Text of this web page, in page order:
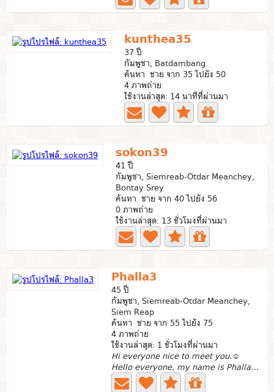
kunthea35
37 ปี
กัมพูชา, Batdambang
ค้นหา ชาย จาก 35 ไปยัง 50
4 ภาพถ่าย
ใช้งานล่าสุด: 14 นาทีที่ผ่านมา
sokon39
41 ปี
กัมพูชา, Siemreab-Otdar Meanchey,
Bontay Srey
ค้นหา ชาย จาก 40 ไปยัง 56
0 ภาพถ่าย
ใช้งานล่าสุด: 13 ชั่วโมงที่ผ่านมา
Phalla3
45 ปี
กัมพูชา, Siemreab-Otdar Meanchey,
Siem Reap
ค้นหา ชาย จาก 55 ไปยัง 75
4 ภาพถ่าย
ใช้งานล่าสุด: 1 ชั่วโมงที่ผ่านมา
Hi everyone nice to meet you.☺
Hello everyone, my name is Phalla Khieu from Cambodia🇰🇭....